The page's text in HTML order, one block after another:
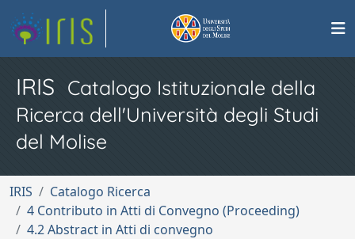
IRIS Catalogo Istituzionale della
Ricerca dell'Università degli Studi
del Molise
IRIS
Catalogo Ricerca
4 Contributo in Atti di Convegno (Proceeding)
4.2 Abstract in Atti di convegno